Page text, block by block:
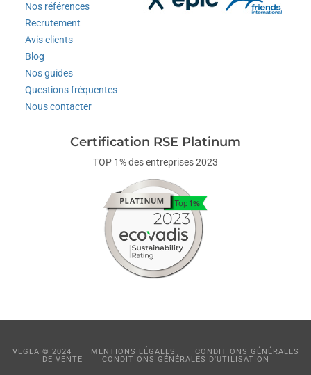
Nos références
Recrutement
Avis clients
Blog
Nos guides
Questions fréquentes
Nous contacter
Certification RSE Platinum
TOP 1% des entreprises 2023
VEGEA © 2024 MENTIONS LÉGALES
CONDITIONS GÉNÉRALES
DE VENTE
CONDITIONS GÉNÉRALES D'UTILISATION